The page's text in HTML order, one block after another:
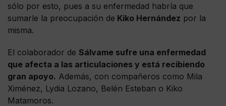
sólo por esto, pues a su enfermedad habría que
sumarle la preocupación de Kiko Hernández por la
misma.
El colaborador de Sálvame sufre una enfermedad
que afecta a las articulaciones y está recibiendo
gran apoyo. Además, con compañeros como Mila
Ximénez, Lydia Lozano, Belén Esteban o Kiko
Matamoros.